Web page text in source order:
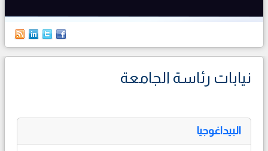
التخطيط
العلاقات الخارجية
نيابات رئاسة الجامعة
البيداغوجيا